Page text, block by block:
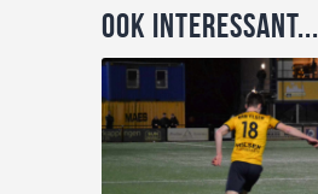
Ook interessant...